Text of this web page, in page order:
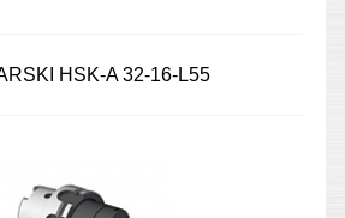
HSK-A 32-16-L55